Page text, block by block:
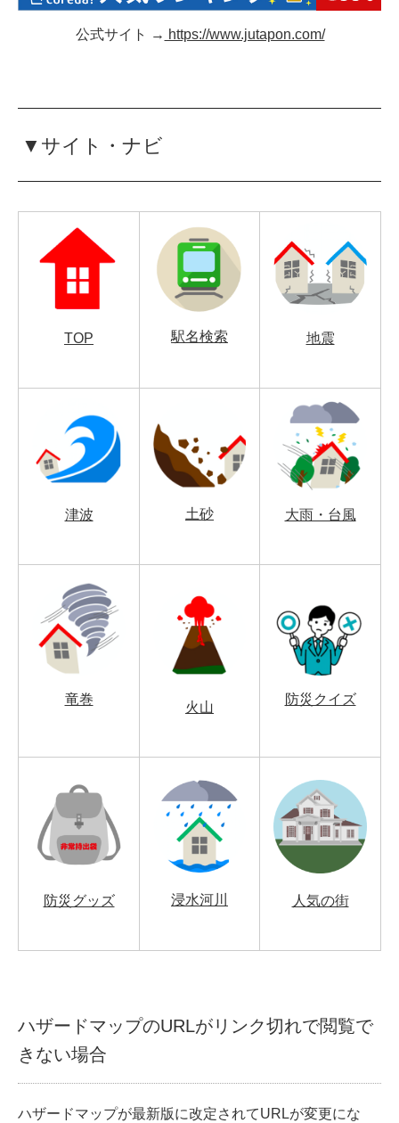
公式サイト → https://www.jutapon.com/
▼サイト・ナビ
TOP 駅名検索 地震
津波 土砂 大雨・台風
竜巻
火山
防災クイズ
防災グッズ 浸水河川 人気の街
ハザードマップのURLがリンク切れで閲覧で
きない場合
ハザードマップが最新版に改定されてURLが変更にな